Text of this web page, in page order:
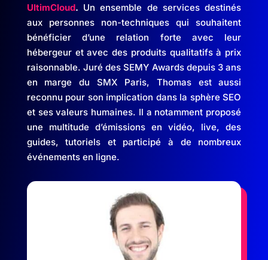
UltimCloud. Un ensemble de services destinés
aux personnes non-techniques qui souhaitent
bénéficier d’une relation forte avec leur
hébergeur et avec des produits qualitatifs à prix
raisonnable. Juré des SEMY Awards depuis 3 ans
en marge du SMX Paris, Thomas est aussi
reconnu pour son implication dans la sphère SEO
et ses valeurs humaines. Il a notamment proposé
une multitude d’émissions en vidéo, live, des
guides, tutoriels et participé à de nombreux
événements en ligne.